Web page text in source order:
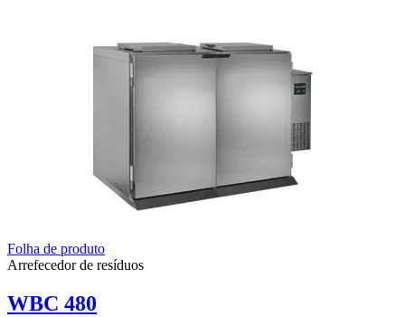
Folha de produto
Arrefecedor de resíduos
WBC 480